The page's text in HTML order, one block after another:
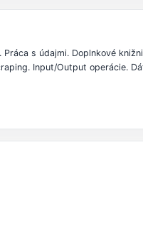
s údajmi. Doplnkové
Input/Output operácie.